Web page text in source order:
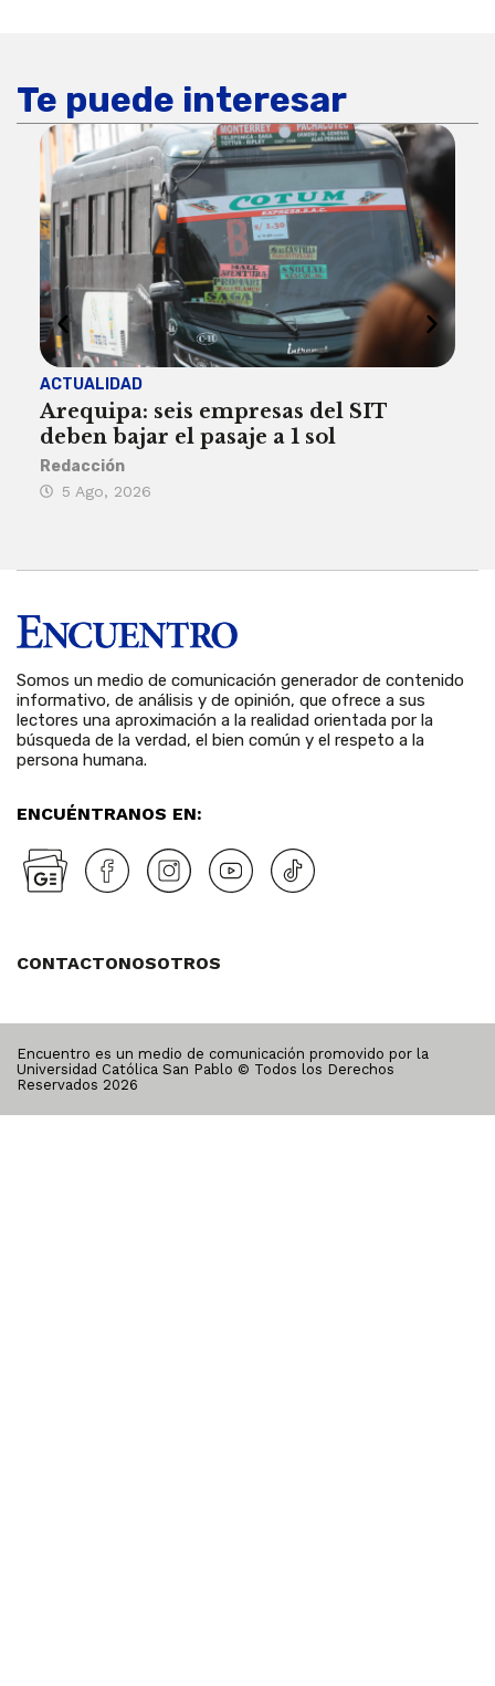
Te puede interesar
ACTUALIDAD
Arequipa: seis empresas del SIT
deben bajar el pasaje a 1 sol
Redacción
5 Ago, 2026
Somos un medio de comunicación generador de contenido
informativo, de análisis y de opinión, que ofrece a sus
lectores una aproximación a la realidad orientada por la
búsqueda de la verdad, el bien común y el respeto a la
persona humana.
ENCUÉNTRANOS EN:
CONTACTONOSOTROS
Encuentro es un medio de comunicación promovido por la
Universidad Católica San Pablo © Todos los Derechos
Reservados 2026